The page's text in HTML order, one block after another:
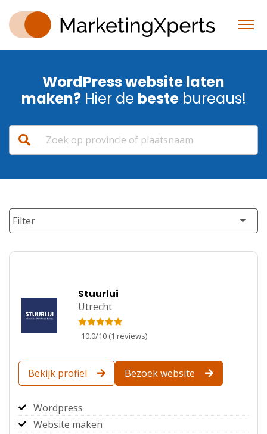
WordPress website laten
maken?Hier de bestebureaus!
Filter
Stuurlui
Utrecht
10.0/10 (1 reviews)
Bekijk profiel Bezoek website
Wordpress
Website maken